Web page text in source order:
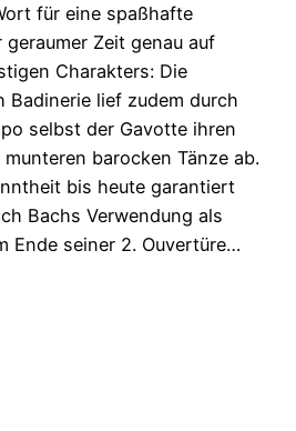
für eine spaßhafte
Zeit genau auf
Charakters: Die
Badinerie lief zudem durch
selbst der Gavotte ihren
munteren barocken Tänze ab.
bis heute garantiert
Bachs Verwendung als
Ende seiner 2. Ouvertüre…